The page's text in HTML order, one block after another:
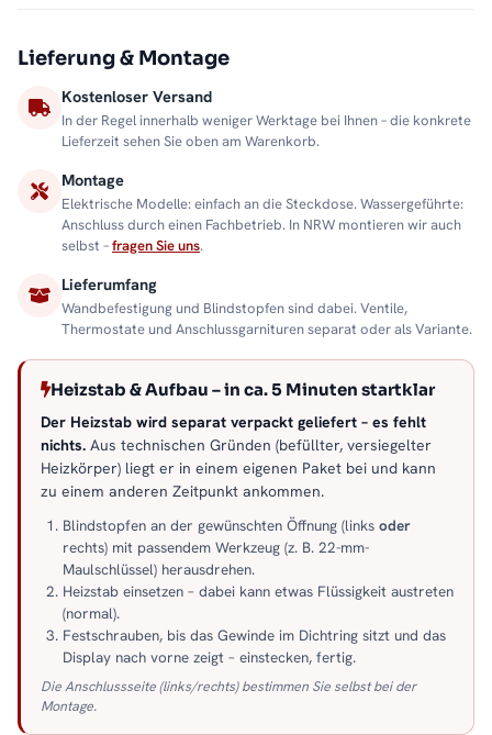
Lieferung & Montage
Kostenloser Versand
In der Regel innerhalb weniger Werktage bei Ihnen – die konkrete
Lieferzeit sehen Sie oben am Warenkorb.
Montage
Elektrische Modelle: einfach an die Steckdose. Wassergeführte:
Anschluss durch einen Fachbetrieb. In NRW montieren wir auch
selbst –fragen Sie uns.
Lieferumfang
Wandbefestigung und Blindstopfen sind dabei. Ventile,
Thermostate und Anschlussgarnituren separat oder als Variante.
Heizstab & Aufbau – in ca. 5 Minuten startklar
Der Heizstab wird separat verpackt geliefert – es fehlt
nichts. Aus technischen Gründen (befüllter, versiegelter
Heizkörper) liegt er in einem eigenen Paket bei und kann
zu einem anderen Zeitpunkt ankommen.
Blindstopfen an der gewünschten Öffnung (links oder
rechts) mit passendem Werkzeug (z. B. 22-mm-
Maulschlüssel) herausdrehen.
Heizstab einsetzen – dabei kann etwas Flüssigkeit austreten
(normal).
Festschrauben, bis das Gewinde im Dichtring sitzt und das
Display nach vorne zeigt – einstecken, fertig.
Die Anschlussseite (links/rechts) bestimmen Sie selbst bei der
Montage.